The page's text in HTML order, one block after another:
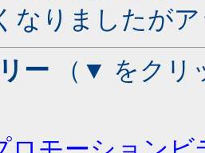
なりましたが
ー （▼ をクリ